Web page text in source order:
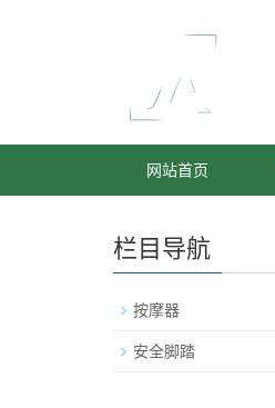
网站首页
栏目导航
按摩器
安全脚踏